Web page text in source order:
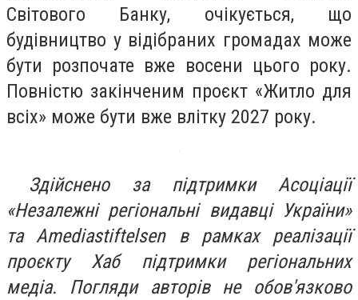
Світового Банку, очікується, що
будівництво у відібраних громадах може
бути розпочате вже восени цього року.
Повністю закінченим проєкт «Житло для
всіх» може бути вже влітку 2027 року.
Здійснено за підтримки Асоціації
«Незалежні регіональні видавці України»
та Amediastiftelsen в рамках реалізації
проєкту Хаб підтримки регіональних
медіа. Погляди авторів не обов'язково